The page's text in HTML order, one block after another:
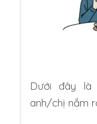
Dưới đây
anh/chị nắm